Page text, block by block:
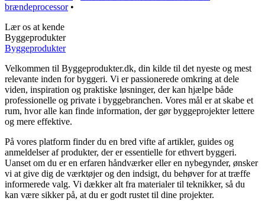
brændeprocessor•
Lær os at kende
Byggeprodukter
Byggeprodukter
Velkommen til Byggeprodukter.dk, din kilde til det nyeste og mest
relevante inden for byggeri. Vi er passionerede omkring at dele
viden, inspiration og praktiske løsninger, der kan hjælpe både
professionelle og private i byggebranchen. Vores mål er at skabe et
rum, hvor alle kan finde information, der gør byggeprojekter lettere
og mere effektive.
På vores platform finder du en bred vifte af artikler, guides og
anmeldelser af produkter, der er essentielle for ethvert byggeri.
Uanset om du er en erfaren håndværker eller en nybegynder, ønsker
vi at give dig de værktøjer og den indsigt, du behøver for at træffe
informerede valg. Vi dækker alt fra materialer til teknikker, så du
kan være sikker på, at du er godt rustet til dine projekter.